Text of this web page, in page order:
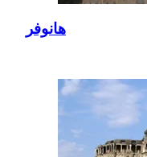
هانوفر